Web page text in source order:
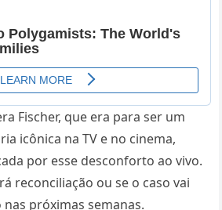
Fischer, que era para ser um
icônica na TV e no cinema,
por esse desconforto ao vivo.
reconciliação ou se o caso vai
próximas semanas.